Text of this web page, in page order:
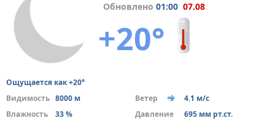
Обновлено 01:00 07.08
+20°
Ощущается как +20°
Видимость 8000 м Ветер
4.1 м/с
Влажность
33 % Давление 695 мм рт.ст.